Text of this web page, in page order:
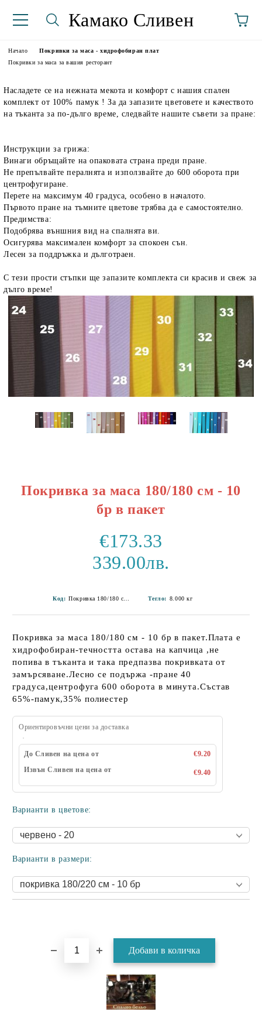
Камако Сливен
Начало
Покривки за маса - хидрофобиран плат
Покривки за маса за вашия ресторант
Насладете се на нежната мекота и комфорт с нашия спален
комплект от 100% памук ! За да запазите цветовете и качеството
на тъканта за по-дълго време, следвайте нашите съвети за пране:
Инструкции за грижа:
Винаги обръщайте на опаковата страна преди пране.
Не препълвайте пералнята и използвайте до 600 оборота при
центрофугиране.
Перете на максимум 40 градуса, особено в началото.
Първото пране на тъмните цветове трябва да е самостоятелно.
Предимства:
Подобрява външния вид на спалнята ви.
Осигурява максимален комфорт за спокоен сън.
Лесен за поддръжка и дълготраен.
С тези прости стъпки ще запазите комплекта си красив и свеж за
дълго време!
Покривка за маса 180/180 см - 10
бр в пакет
€173.33
339.00лв.
Код: Тегло: 8.000 кг
Покривка за маса 180/180 см - 10 бр в пакет.Плата е
хидрофобиран-течността остава на капчица ,не
попива в тъканта и така предпазва покривката от
замърсяване.Лесно се подържа -пране 40
градуса,центрофуга 600 оборота в минута.Състав
65%-памук,35% полиестер
Ориентировъчни цени за доставка
До Сливен на цена от
€9.20
Извън Сливен на цена от
€9.40
Варианти в цветове:
Варианти в размери: